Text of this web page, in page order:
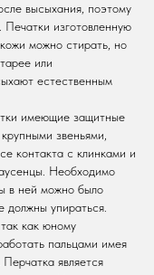
высыхания, поэтому
Печатки изготовленную
можно стирать, но
или
естественным
имеющие защитные
звеньями,
контакта с клинками и
Необходимо
в ней можно было
должны упираться.
как юному
пальцами имея
является